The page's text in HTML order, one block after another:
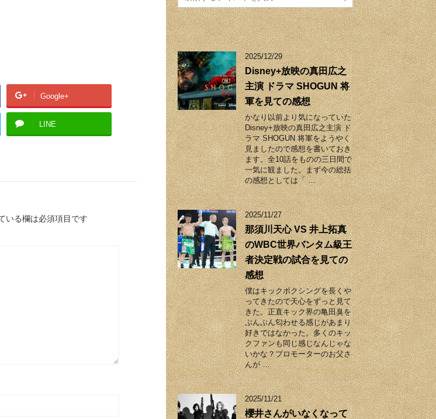
Google+
LINE
いる欄は必須項目です
2025/12/29
Disney+放映の真田広之
主演 ドラマ SHOGUN 将
軍を見ての感想
かなり以前より気になっていた
Disney+放映の真田広之主演 ド
ラマ SHOGUN 将軍をようやく
見ましたので感想を書いておき
ます。全10話をものの三日間で
一気に観ました。まず今の総括
の感想としては「 …
2025/11/27
那須川天心 VS 井上拓真
のWBC世界バンタム級王
者決定戦の試合を見ての
感想
僕はキックボクシングを長くや
ってきたので天心をずっと見て
きた。正直キック界の亀田臭を
ぷんぷん匂わせる感じがあまり
好きではなかった。多くのキッ
クファンも同じ感じなんじゃな
いかな？プロモーターのお父さ
んが …
2025/11/21
櫻井さんがいなくなって